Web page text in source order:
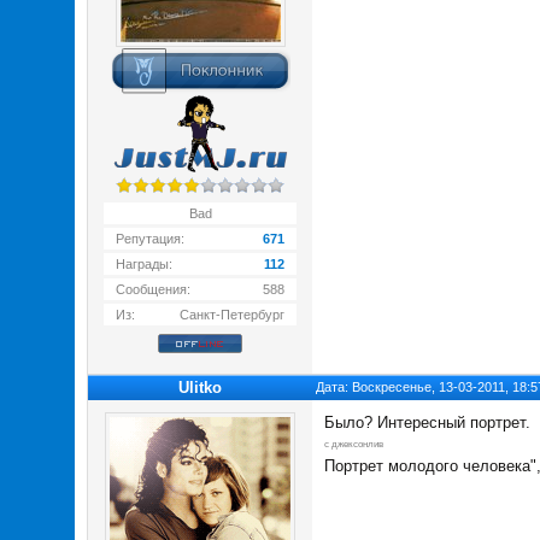
Bad
Репутация:
671
Награды:
112
Сообщения:
588
Из:
Санкт-Петербург
Ulitko Дата: Воскресенье, 13-03-2011,
Было? Интересный портрет.
с джексонлив
Портрет молодого